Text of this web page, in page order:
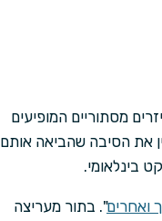
מסתוריים המופיעים
את הסיבה שהביאה אותם
בינלאומי.
ואחרים". בתור מעריצה